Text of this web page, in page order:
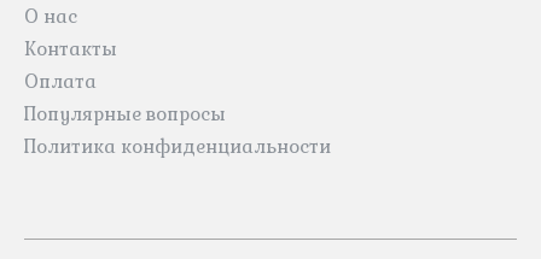
О нас
Контакты
Оплата
Популярные вопросы
Политика конфиденциальности